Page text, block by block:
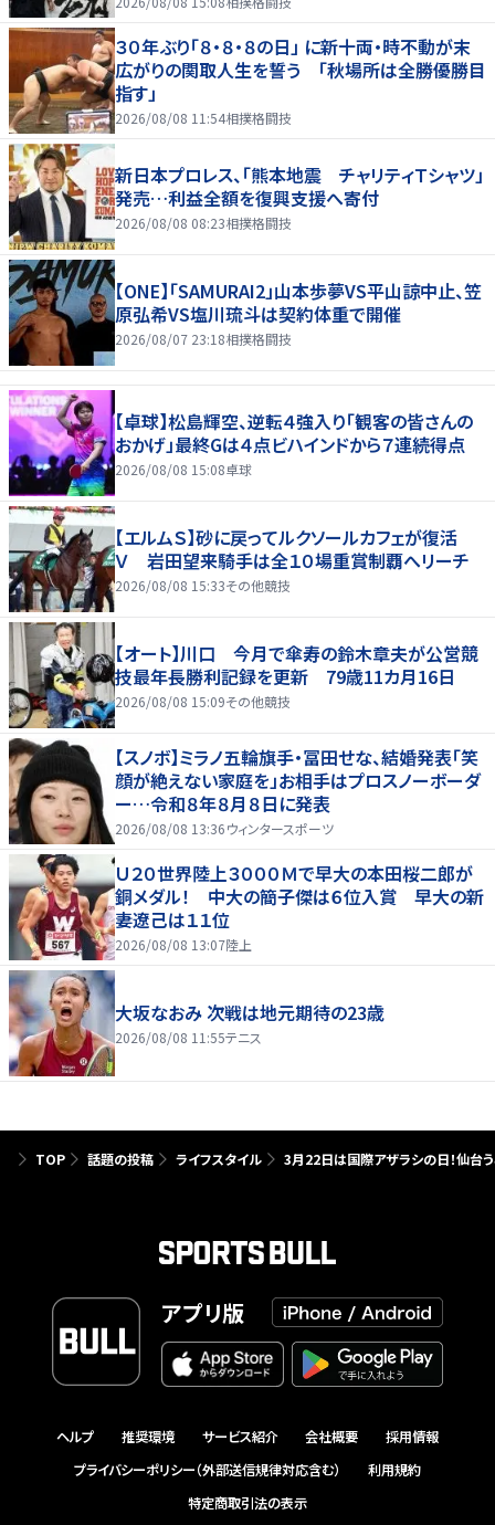
３０年ぶり「８・８・８の日」 に新十両・時不動が末
広がりの関取人生を誓う 「秋場所は全勝優勝目
指す」
2026/08/08 11:54相撲格闘技
新日本プロレス、「熊本地震 チャリティＴシャツ」
発売…利益全額を復興支援へ寄付
2026/08/08 08:23相撲格闘技
【ONE】「SAMURAI2」山本歩夢VS平山諒中止、笠
原弘希VS塩川琉斗は契約体重で開催
2026/08/07 23:18相撲格闘技
【卓球】松島輝空、逆転４強入り「観客の皆さんの
おかげ」最終Gは４点ビハインドから７連続得点
2026/08/08 15:08卓球
【エルムＳ】砂に戻ってルクソールカフェが復活
Ｖ 岩田望来騎手は全１０場重賞制覇へリーチ
2026/08/08 15:33その他競技
【オート】川口 今月で傘寿の鈴木章夫が公営競
技最年長勝利記録を更新 79歳11カ月16日
2026/08/08 15:09その他競技
【スノボ】ミラノ五輪旗手・冨田せな、結婚発表「笑
顔が絶えない家庭を」お相手はプロスノーボーダ
ー…令和８年８月８日に発表
2026/08/08 13:36ウィンタースポーツ
Ｕ２０世界陸上３０００Ｍで早大の本田桜二郎が
銅メダル！ 中大の簡子傑は６位入賞 早大の新
妻遼己は１１位
2026/08/08 13:07陸上
大坂なおみ 次戦は地元期待の23歳
2026/08/08 11:55テニス
TOP 話題の投稿 ライフスタイル 3月22日は国際アザラシの日！仙台
アプリ版
ヘルプ 推奨環境 サービス紹介 会社概要
採用情報
プライバシーポリシー（外部送信規律対応含む）
利用規約
特定商取引法の表示